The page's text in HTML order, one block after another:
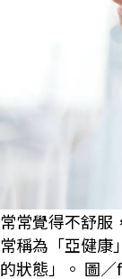
常常覺得不舒服
常稱為「亞健康
的狀態」。 圖